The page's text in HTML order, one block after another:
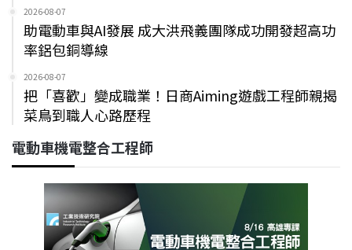
2026-08-07
助電動車與AI發展 成大洪飛義團隊成功開發超高功
率鋁包銅導線
2026-08-07
把「喜歡」變成職業！日商Aiming遊戲工程師親揭
菜鳥到職人心路歷程
電動車機電整合工程師